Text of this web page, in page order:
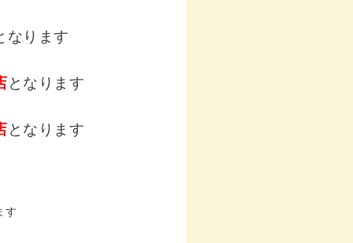
なります
となります
となります
す